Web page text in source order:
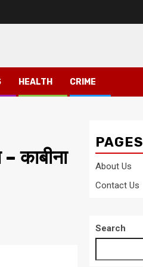
HEALTH CRIME
काबीना
PAGES
About Us
Contact Us
Search